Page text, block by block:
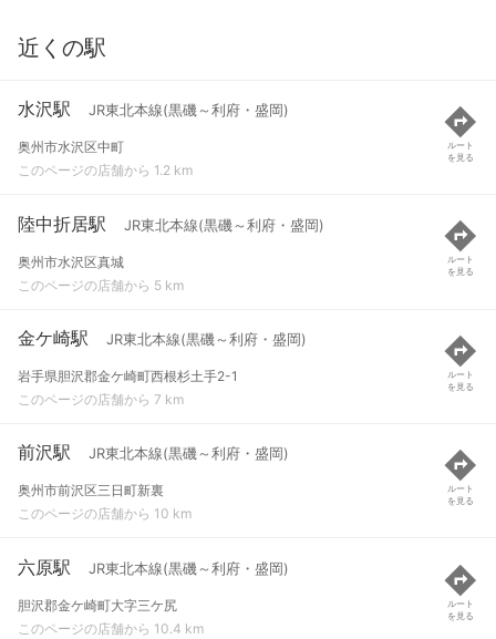
近くの駅
水沢駅 JR東北本線(黒磯～利府・盛岡)
奥州市水沢区中町
このページの店舗から 1.2 km
ルート
を見る
陸中折居駅 JR東北本線(黒磯～利府・盛岡)
奥州市水沢区真城
このページの店舗から 5 km
ルート
を見る
金ケ崎駅 JR東北本線(黒磯～利府・盛岡)
岩手県胆沢郡金ケ崎町西根杉土手2-1
このページの店舗から 7 km
ルート
を見る
前沢駅 JR東北本線(黒磯～利府・盛岡)
奥州市前沢区三日町新裏
このページの店舗から 10 km
ルート
を見る
六原駅 JR東北本線(黒磯～利府・盛岡)
胆沢郡金ケ崎町大字三ケ尻
このページの店舗から 10.4 km
ルート
を見る